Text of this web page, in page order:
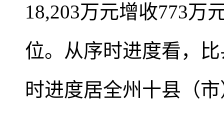
18,203万元增收773万
位。从序时进度看，
时进度居全州十县（